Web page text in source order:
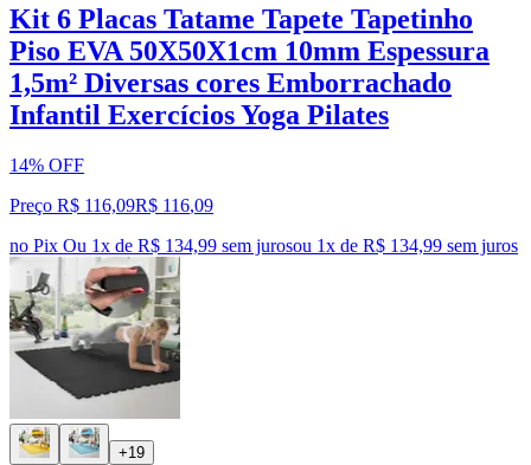
Kit 6 Placas Tatame Tapete Tapetinho
Piso EVA 50X50X1cm 10mm Espessura
1,5m² Diversas cores Emborrachado
Infantil Exercícios Yoga Pilates
14% OFF
Preço R$ 116,09R$ 116,09
no Pix Ou 1x de R$ 134,99 sem jurosou 1x de R$ 134,99 sem juros
+19